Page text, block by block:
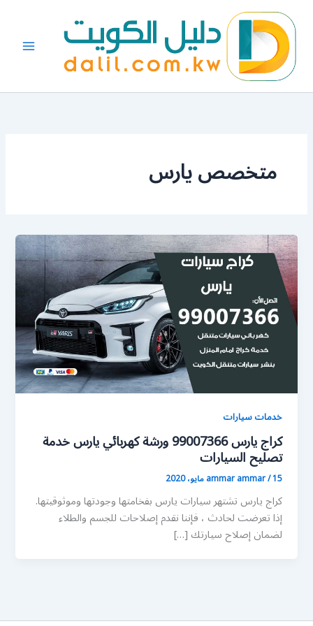
المحتوى
متخصص يارس
خدمات سيارات
كراج يارس 99007366 ورشة كهربائي يارس خدمة
تصليح السيارات
ammar ammar/15 مايو، 2020
كراج يارس تشتهر سيارات يارس بفخامتها وجودتها وموثوقيتها.
إذا تعرضت لحادث ، فإننا نقدم إصلاحات للجسم والطلاء
لضمان إصلاح سيارتك […]